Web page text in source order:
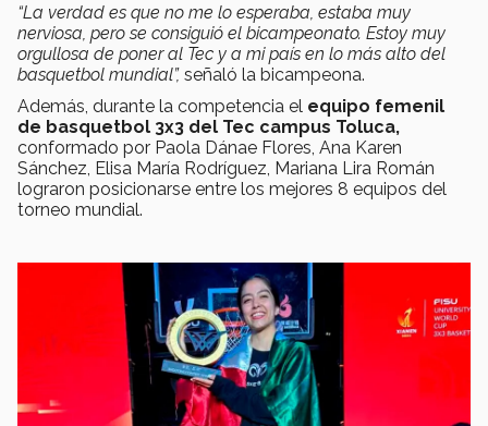
“La verdad es que no me lo esperaba, estaba muy
nerviosa, pero se consiguió el bicampeonato. Estoy muy
orgullosa de poner al Tec y a mi país en lo más alto del
basquetbol mundial”, señaló la bicampeona.
Además, durante la competencia el equipo femenil
de basquetbol 3x3 del Tec campus Toluca,
conformado por Paola Dánae Flores, Ana Karen
Sánchez, Elisa María Rodríguez, Mariana Lira Román
lograron posicionarse entre los mejores 8 equipos del
torneo mundial.